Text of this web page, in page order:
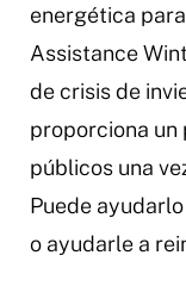
energética
Assistance
de crisis de
proporciona un
públicos una
Puede
o ayudarle a